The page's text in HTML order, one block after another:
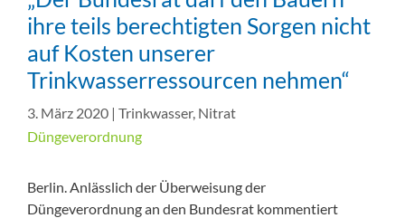
ihre teils berechtigten Sorgen nicht
auf Kosten unserer
Trinkwasserressourcen nehmen“
3. März 2020 | Trinkwasser, Nitrat
Düngeverordnung
Berlin. Anlässlich der Überweisung der
Düngeverordnung an den Bundesrat kommentiert